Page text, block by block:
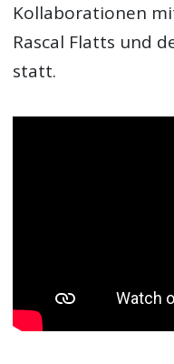
Kollaborationen
Rascal Flatts und
statt.